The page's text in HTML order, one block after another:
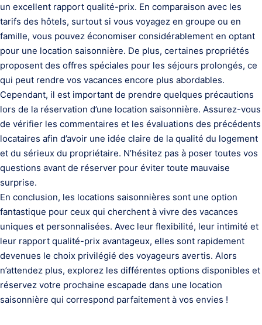
un excellent rapport qualité-prix. En comparaison avec les
tarifs des hôtels, surtout si vous voyagez en groupe ou en
famille, vous pouvez économiser considérablement en optant
pour une location saisonnière. De plus, certaines propriétés
proposent des offres spéciales pour les séjours prolongés, ce
qui peut rendre vos vacances encore plus abordables.
Cependant, il est important de prendre quelques précautions
lors de la réservation d’une location saisonnière. Assurez-vous
de vérifier les commentaires et les évaluations des précédents
locataires afin d’avoir une idée claire de la qualité du logement
et du sérieux du propriétaire. N’hésitez pas à poser toutes vos
questions avant de réserver pour éviter toute mauvaise
surprise.
En conclusion, les locations saisonnières sont une option
fantastique pour ceux qui cherchent à vivre des vacances
uniques et personnalisées. Avec leur flexibilité, leur intimité et
leur rapport qualité-prix avantageux, elles sont rapidement
devenues le choix privilégié des voyageurs avertis. Alors
n’attendez plus, explorez les différentes options disponibles et
réservez votre prochaine escapade dans une location
saisonnière qui correspond parfaitement à vos envies !